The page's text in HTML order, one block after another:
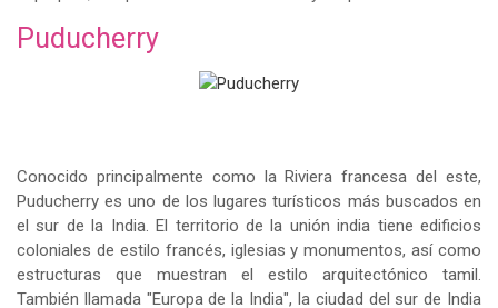
Puducherry
Conocido principalmente como la Riviera francesa del este,
Puducherry es uno de los lugares turísticos más buscados en
el sur de la India. El territorio de la unión india tiene edificios
coloniales de estilo francés, iglesias y monumentos, así como
estructuras que muestran el estilo arquitectónico tamil.
También llamada "Europa de la India", la ciudad del sur de India